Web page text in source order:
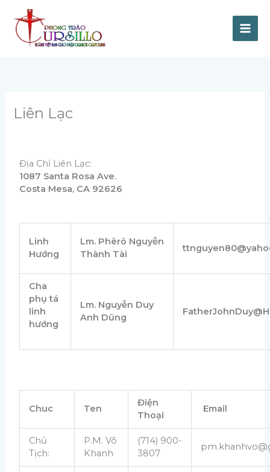
content
Liên Lạc
Địa Chỉ Liên Lạc:
1087 Santa Rosa Ave.
Costa Mesa, CA 92626
Linh
Hướng
Lm. Phêrô Nguyễn
Thành Tài
Cha
phụ tá
linh
hướng
Lm. Nguyễn Duy
Anh Dũng
Chuc Ten
Điện
Thoại
Email
Chủ
Tịch:
P.M. Võ
Khanh
(714) 900-
3807